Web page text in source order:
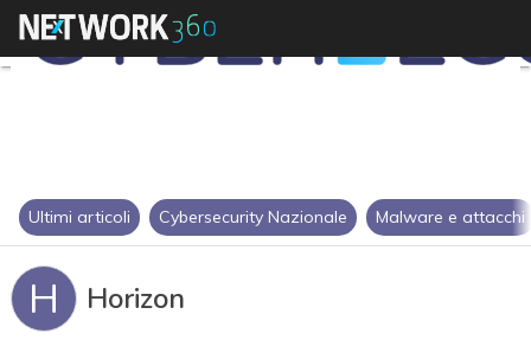
Ultimi articoli Cybersecurity Nazionale Malware e attacchi
H Horizon